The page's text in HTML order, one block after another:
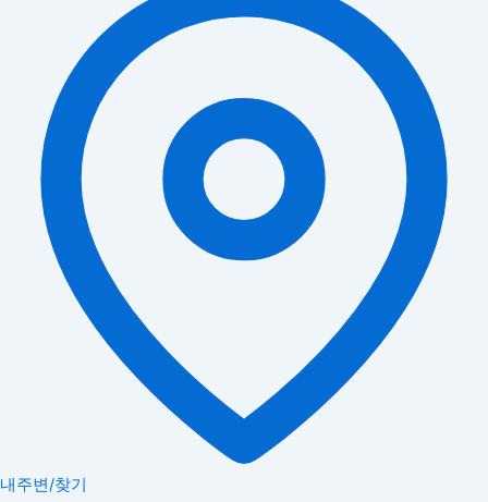
내주변/찾기